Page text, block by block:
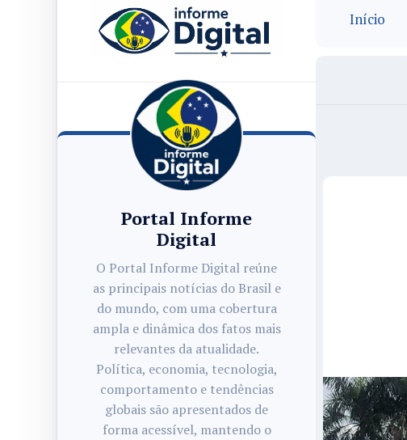
Portal Informe
Digital
O Portal Informe Digital reúne
as principais notícias do Brasil e
do mundo, com uma cobertura
ampla e dinâmica dos fatos mais
relevantes da atualidade.
Política, economia, tecnologia,
comportamento e tendências
globais são apresentados de
forma acessível, mantendo o
Início